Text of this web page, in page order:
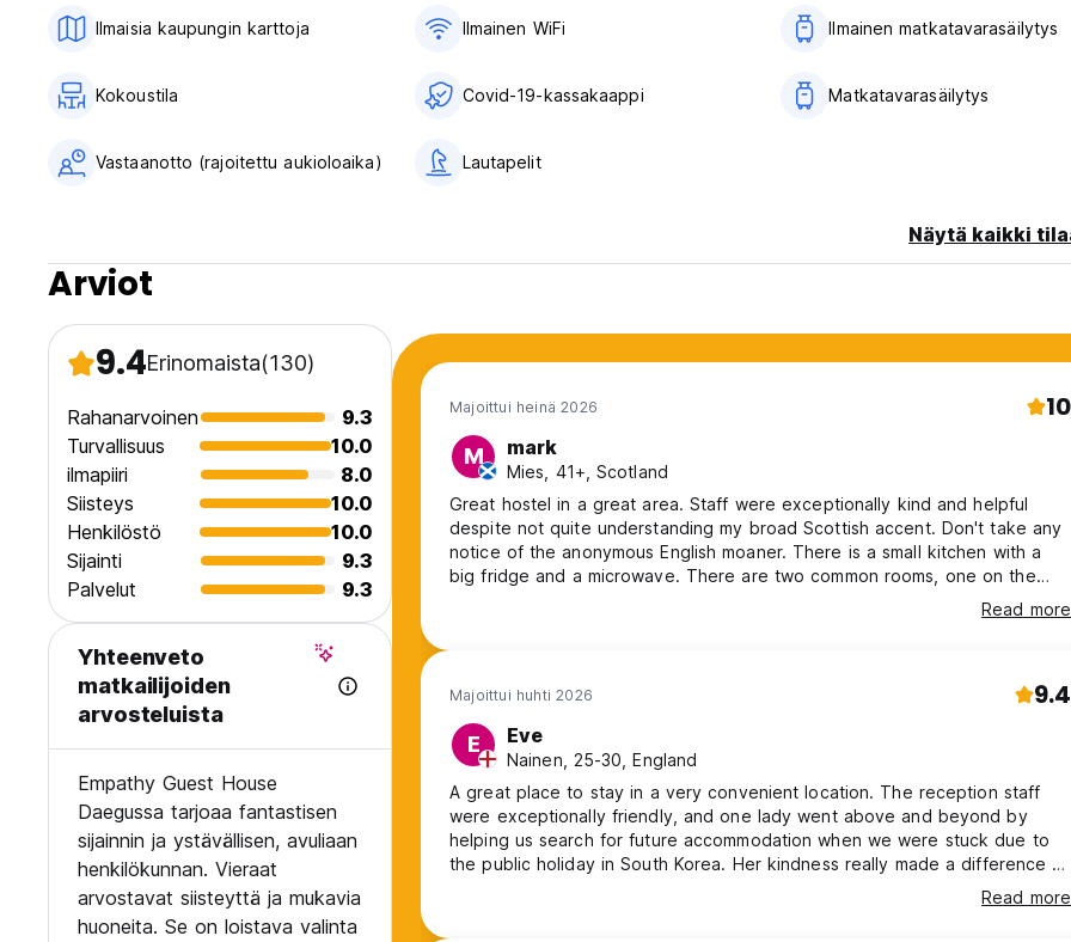
Ilmaisia ​​kaupungin karttoja Ilmainen WiFi Ilmainen matkatavarasäilytys
Kokoustila Covid-19-kassakaappi Matkatavarasäilytys
Vastaanotto (rajoitettu aukioloaika) Lautapelit
Näytä kaikki
Arviot
9.4Erinomaista(130)
Rahanarvoinen
9.3
Turvallisuus
10.0
ilmapiiri
8.0
Siisteys
10.0
Henkilöstö
10.0
Sijainti
9.3
Palvelut
9.3
Yhteenveto
matkailijoiden
arvosteluista
Empathy Guest House
Daegussa tarjoaa fantastisen
sijainnin ja ystävällisen, avuliaan
henkilökunnan. Vieraat
arvostavat siisteyttä ja mukavia
huoneita. Se on loistava valinta
Majoittui heinä 2026 10
M mark
Mies, 41+, Scotland
Great hostel in a great area. Staff were exceptionally kind and helpful
despite not quite understanding my broad Scottish accent. Don't take any
notice of the anonymous English moaner. There is a small kitchen with a
big fridge and a microwave. There are two common rooms, one on the
ground floor and one on the first. Theres also a small sun terrace. You can
wash clothes for 1000krw you can dry in the dryer for 3000krw but i just
Read more
Majoittui huhti 2026 9.4
E Eve
Nainen, 25-30, England
A great place to stay in a very convenient location. The reception staff
were exceptionally friendly, and one lady went above and beyond by
helping us search for future accommodation when we were stuck due to
the public holiday in South Korea. Her kindness really made a difference to
Read more